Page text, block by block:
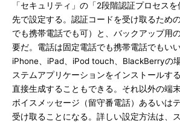
「セキュリティ」の「2段階認証プロセス
先で設定する。認証コードを受け取るため
でも携帯電話でも可）と、バックアップ用
要だ。電話は固定電話でも携帯電話でもい
iPhone、iPad、iPod touch、BlackBerryの
ステムアプリケーションをインストールす
直接生成することもできる。それ以外の端
ボイスメッセージ（留守番電話）あるいは
受け取ることになる。詳しい設定方法は、